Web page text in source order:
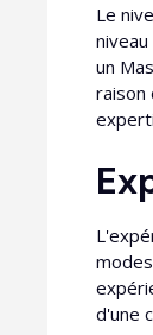
Le
un
raison
d'une